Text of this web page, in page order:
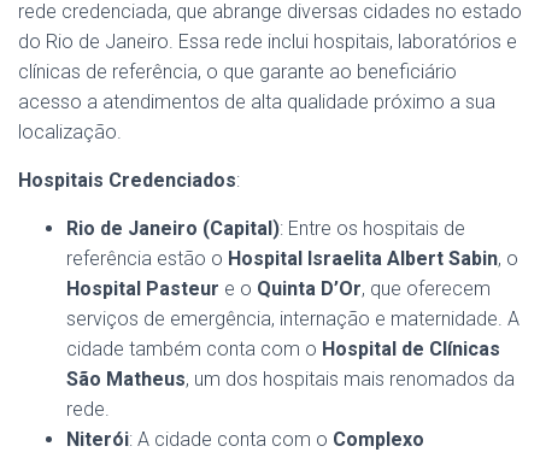
rede credenciada, que abrange diversas cidades no estado
do Rio de Janeiro. Essa rede inclui hospitais, laboratórios e
clínicas de referência, o que garante ao beneficiário
acesso a atendimentos de alta qualidade próximo a sua
localização.
Hospitais Credenciados:
Rio de Janeiro (Capital): Entre os hospitais de
referência estão o Hospital Israelita Albert Sabin, o
Hospital Pasteur e o Quinta D’Or, que oferecem
serviços de emergência, internação e maternidade. A
cidade também conta com o Hospital de Clínicas
São Matheus, um dos hospitais mais renomados da
rede​.
Niterói: A cidade conta com o Complexo